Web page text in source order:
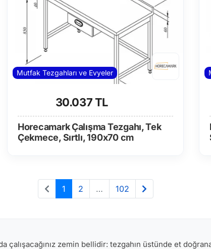
Mutfak Tezgahları ve Evyeler
30.037 TL
Horecamark Çalışma Tezgahı, Tek
Çekmece, Sırtlı, 190x70 cm
1 2 … 102
çalışacağınız zemin bellidir: tezgahın üstünde et